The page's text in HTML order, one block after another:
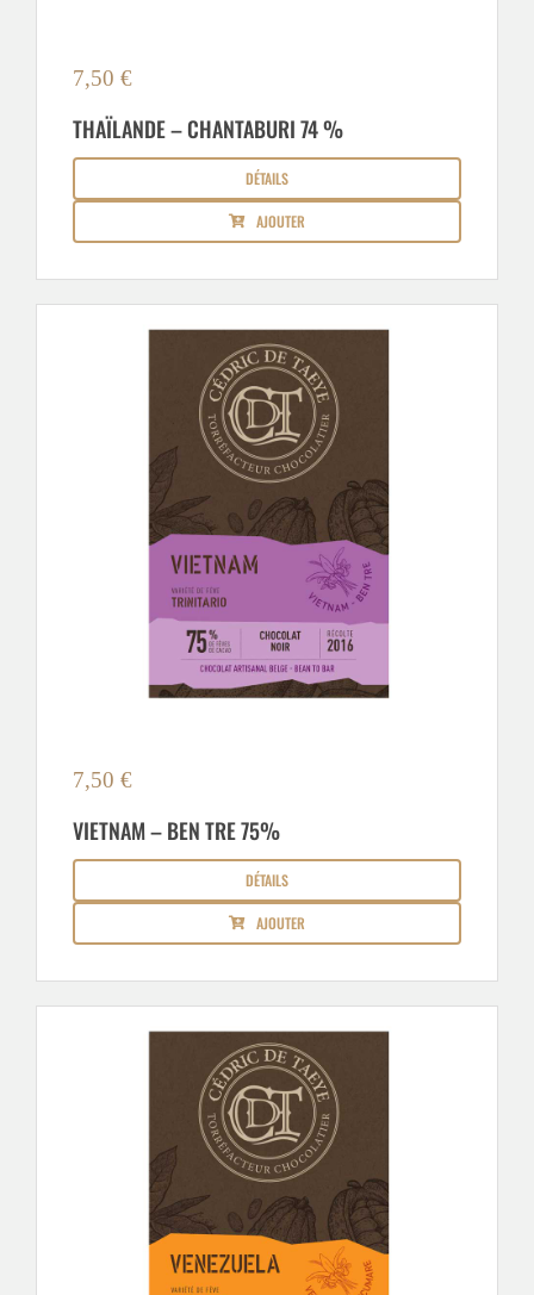
7,50 €
THAÏLANDE – CHANTABURI 74 %
DÉTAILS
AJOUTER
7,50 €
VIETNAM – BEN TRE 75%
DÉTAILS
AJOUTER